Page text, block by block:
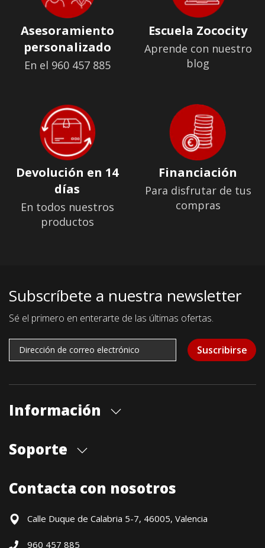
Asesoramiento
personalizado
En el 960 457 885
Escuela Zococity
Aprende con nuestro
blog
Devolución en 14
días
En todos nuestros
productos
Financiación
Para disfrutar de tus
compras
Subscríbete a nuestra newsletter
Sé el primero en enterarte de las últimas ofertas.
Suscribirse
Información
Cita previa tienda
Contacto
Soporte
Formas de pago
Devoluciones / Garantía
Contacta con nosotros
Calle Duque de Calabria 5-7, 46005, Valencia
960 457 885